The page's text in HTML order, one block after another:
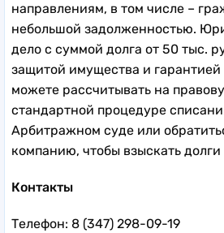
направлениям, в том числе –
небольшой задолженностью.
дело с суммой долга от 50 тыс.
защитой имущества и гарантией
можете рассчитывать на
стандартной процедуре
Арбитражном суде или
компанию, чтобы взыскать
Контакты
Телефон: 8 (347) 298-09-19